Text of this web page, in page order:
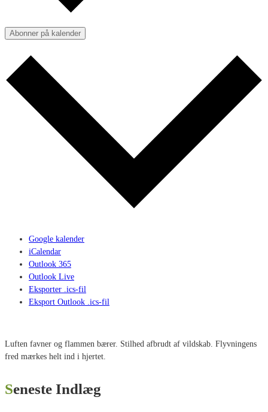
Abonner på kalender
Google kalender
iCalendar
Outlook 365
Outlook Live
Eksporter .ics-fil
Eksport Outlook .ics-fil
Luften favner og flammen bærer. Stilhed afbrudt af vildskab. Flyvningens
fred mærkes helt ind i hjertet.
Seneste Indlæg